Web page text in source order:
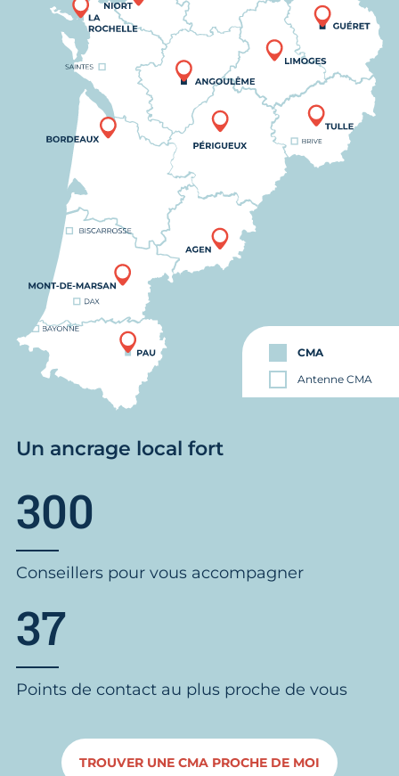
CMA
Antenne CMA
Un ancrage local fort
300
Conseillers pour vous accompagner
37
Points de contact au plus proche de vous
TROUVER UNE CMA PROCHE DE MOI